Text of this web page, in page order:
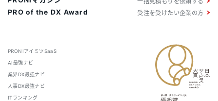
PRONIアイミツSaaS
AI最強ナビ
業界DX最強ナビ
人事DX最強ナビ
ITランキング
PRO of the DX Award
受注を受けたい企業の方